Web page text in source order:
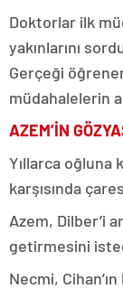
Doktorlar ilk
yakınlarını
Gerçeği
müdahalelerin
AZEM’İN
Yıllarca oğluna
karşısında
Azem, Dilber’i
getirmesini
Necmi,